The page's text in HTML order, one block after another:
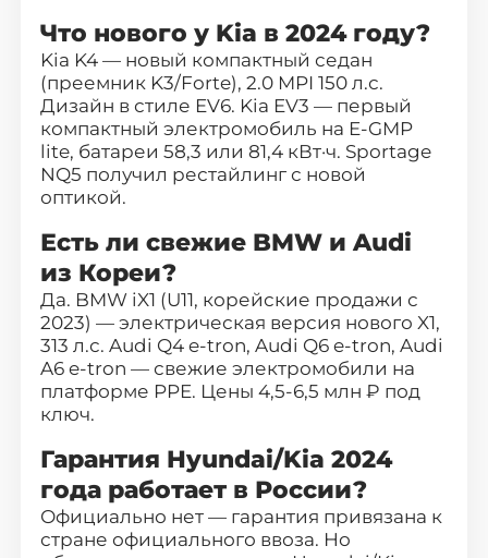
Что нового у Kia в 2024 году?
Kia K4 — новый компактный седан
(преемник K3/Forte), 2.0 MPI 150 л.с.
Дизайн в стиле EV6. Kia EV3 — первый
компактный электромобиль на E-GMP
lite, батареи 58,3 или 81,4 кВт·ч. Sportage
NQ5 получил рестайлинг с новой
оптикой.
Есть ли свежие BMW и Audi
из Кореи?
Да. BMW iX1 (U11, корейские продажи с
2023) — электрическая версия нового X1,
313 л.с. Audi Q4 e-tron, Audi Q6 e-tron, Audi
A6 e-tron — свежие электромобили на
платформе PPE. Цены 4,5-6,5 млн ₽ под
ключ.
Гарантия Hyundai/Kia 2024
года работает в России?
Официально нет — гарантия привязана к
стране официального ввоза. Но